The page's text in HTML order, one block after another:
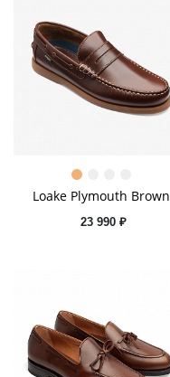
Loake Plymouth Brown
23 990 ₽